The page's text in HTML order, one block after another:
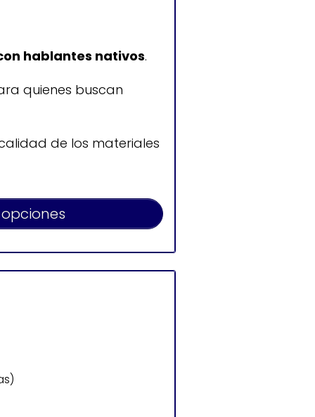
hablantes nativos.
quienes buscan
de los materiales